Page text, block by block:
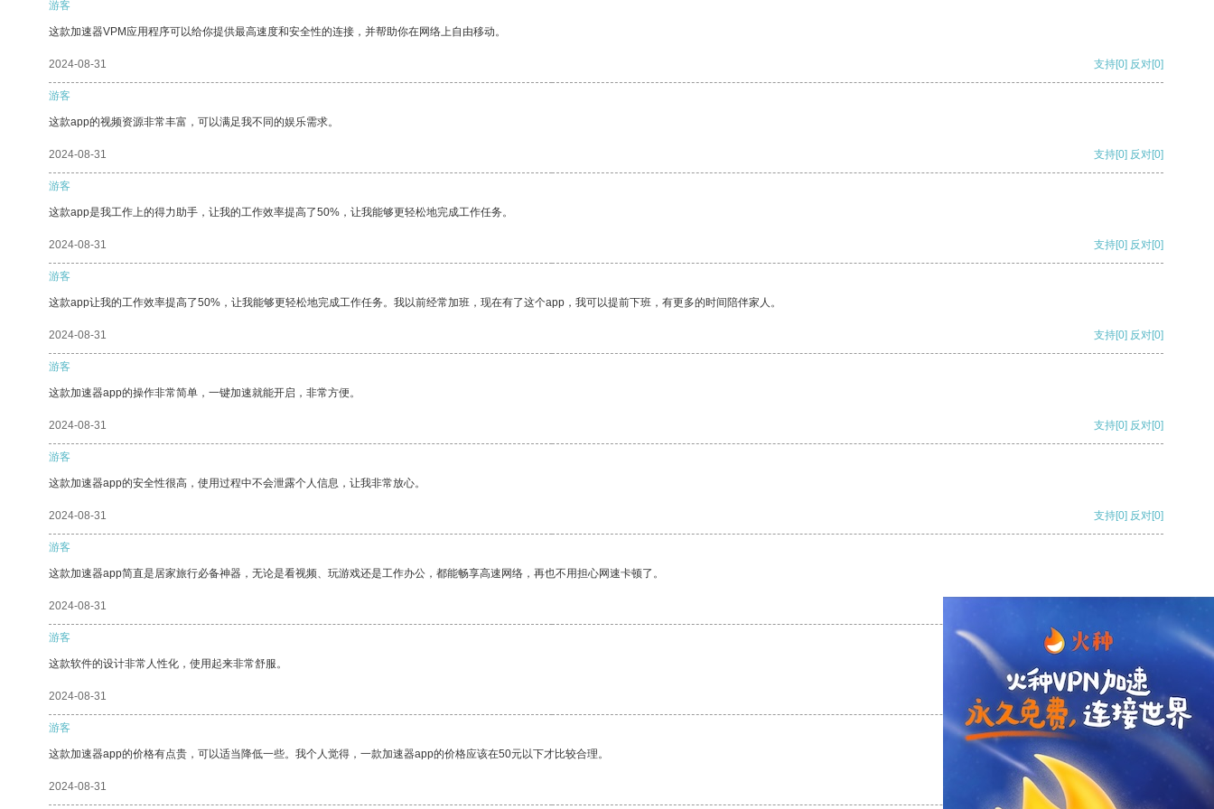
游客
这款加速器VPM应用程序可以给你提供最高速度和安全性的连接，并帮助你在网络上自由移动。
2024-08-31 支持[0] 反对[0]
游客
这款app的视频资源非常丰富，可以满足我不同的娱乐需求。
2024-08-31 支持[0] 反对[0]
游客
这款app是我工作上的得力助手，让我的工作效率提高了50%，让我能够更轻松地完成工作任务。
2024-08-31 支持[0] 反对[0]
游客
这款app让我的工作效率提高了50%，让我能够更轻松地完成工作任务。我以前经常加班，现在有了这个app，我可以提前下班，有更多的时间陪伴家人。
2024-08-31 支持[0] 反对[0]
游客
这款加速器app的操作非常简单，一键加速就能开启，非常方便。
2024-08-31 支持[0] 反对[0]
游客
这款加速器app的安全性很高，使用过程中不会泄露个人信息，让我非常放心。
2024-08-31 支持[0] 反对[0]
游客
这款加速器app简直是居家旅行必备神器，无论是看视频、玩游戏还是工作办公，都能畅享高速网络，再也不用担心网速卡顿了。
2024-08-31
游客
这款软件的设计非常人性化，使用起来非常舒服。
2024-08-31 支持 [0] 反对 [0]
游客
这款加速器app的价格有点贵，可以适当降低一些。我个人觉得，一款加速器app的价格应该在50元以下才比较合理。
2024-08-31 支持